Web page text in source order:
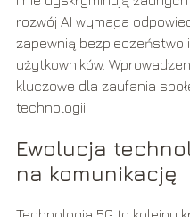
rozwój AI wymaga
zapewnią
użytkowników.
kluczowe dla zaufania
technologii.
Ewolucja
na komunikację